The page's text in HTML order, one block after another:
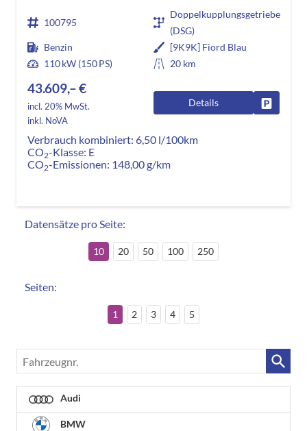
100795
Doppelkupplungsgetriebe
(DSG)
Benzin
[9K9K] Fiord Blau
110 kW (150 PS)
20 km
43.609,– €
incl. 20% MwSt.
inkl. NoVA
Details
Verbrauch kombiniert: 6,50 l/100km
CO2-Klasse: E
CO2-Emissionen: 148,00 g/km
Datensätze pro Seite:
10 20 50 100 250
Seiten:
1 2 3 4 5
Fahrzeugnr.
Audi
BMW